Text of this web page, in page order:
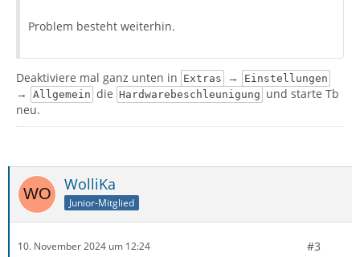
Problem besteht weiterhin.
Deaktiviere mal ganz unten in Extras → Einstellungen
→ Allgemein die Hardwarebeschleunigung und starte Tb
neu.
WolliKa
Junior-Mitglied
10. November 2024 um 12:24 #3